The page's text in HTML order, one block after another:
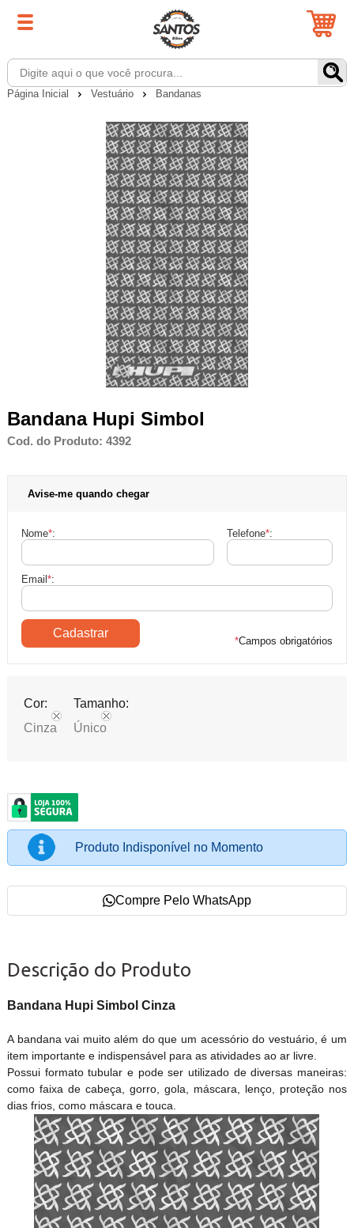
Página Inicial Vestuário Bandanas
Bandana Hupi Simbol
Cod. do Produto: 4392
Avise-me quando chegar
Nome*: Telefone*:
Email*:
*Campos obrigatórios
Cor:
Cinza
Tamanho:
Único
Produto Indisponível no Momento
Compre Pelo WhatsApp
Descrição do Produto
Bandana Hupi Simbol Cinza
A bandana vai muito além do que um acessório do vestuário, é um
item importante e indispensável para as atividades ao ar livre.
Possui formato tubular e pode ser utilizado de diversas maneiras:
como faixa de cabeça, gorro, gola, máscara, lenço, proteção nos
dias frios, como máscara e touca.